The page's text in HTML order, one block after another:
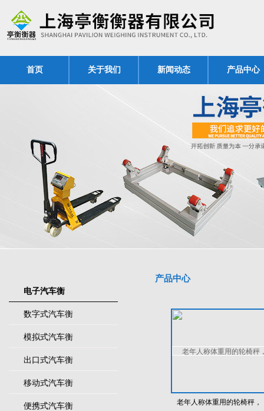
首页 关于我们 新闻动态 产品中心
电子汽车衡
数字式汽车衡
模拟式汽车衡
出口式汽车衡
移动式汽车衡
便携式汽车衡
产品中心
老年人称体重用的轮椅秤，